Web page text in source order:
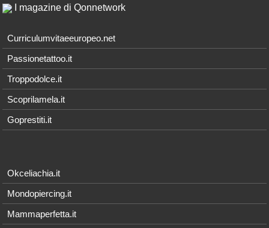
I magazine di Qonnetwork
Curriculumvitaeeuropeo.net
Passionetattoo.it
Troppodolce.it
Scoprilamela.it
Goprestiti.it
Okceliachia.it
Mondopiercing.it
Mammaperfetta.it